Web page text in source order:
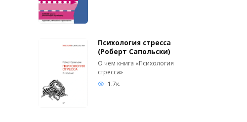
Психология стресса
(Роберт Сапольски)
О чем книга «Психология
стресса»
1.7к.